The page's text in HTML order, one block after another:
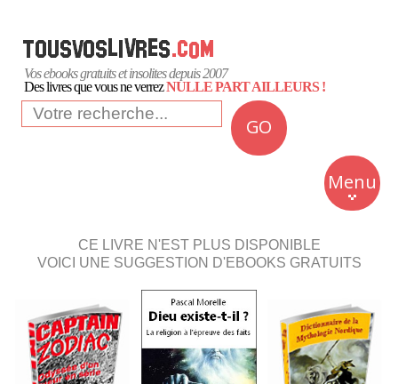
Vos ebooks gratuits et insolites depuis 2007
Des livres que vous ne verrezNULLE PART AILLEURS !
GO
Menu
Insolite
Business
Romans
Quotidien
CE LIVRE N'EST PLUS DISPONIBLE
VOICI UNE SUGGESTION D'EBOOKS GRATUITS